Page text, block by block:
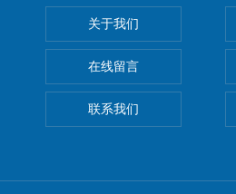
关于我们
在线留言
联系我们